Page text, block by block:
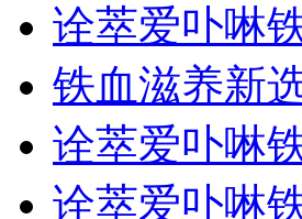
诠萃爱卟啉
铁血滋养新
诠萃爱卟啉
诠萃爱卟啉